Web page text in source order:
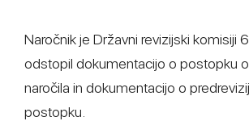
Naročnik je Državni revizijski komisiji
odstopil dokumentacijo o postopku
naročila in dokumentacijo o
postopku.